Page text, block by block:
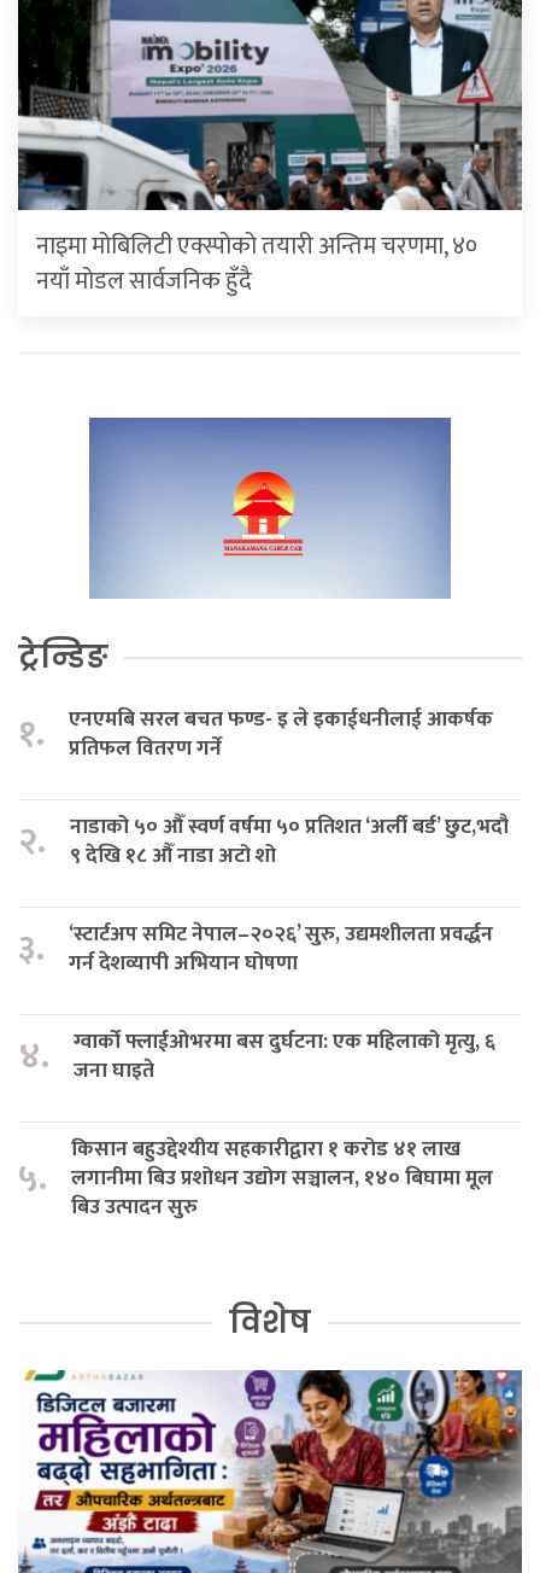
नाइमा मोबिलिटी एक्स्पोको तयारी अन्तिम चरणमा, ४०
नयाँ मोडल सार्वजनिक हुँदै
ट्रेन्डिङ
१.
एनएमबि सरल बचत फण्ड- इ ले इकाईधनीलाई आकर्षक
प्रतिफल वितरण गर्ने
२.
नाडाको ५० औँ स्वर्ण वर्षमा ५० प्रतिशत ‘अर्ली बर्ड’ छुट,भदौ
९ देखि १८ औँ नाडा अटो शो
३.
‘स्टार्टअप समिट नेपाल–२०२६’ सुरु, उद्यमशीलता प्रवर्द्धन
गर्न देशव्यापी अभियान घोषणा
४.
ग्वार्को फ्लाईओभरमा बस दुर्घटना: एक महिलाको मृत्यु, ६
जना घाइते
५.
किसान बहुउद्देश्यीय सहकारीद्वारा १ करोड ४१ लाख
लगानीमा बिउ प्रशोधन उद्योग सञ्चालन, १४० बिघामा मूल
बिउ उत्पादन सुरु
विशेष